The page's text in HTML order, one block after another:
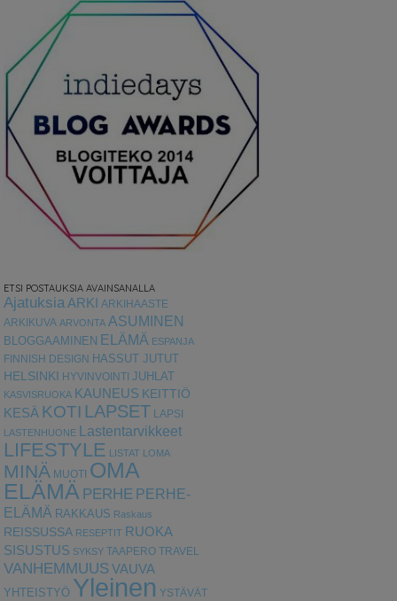
ETSI POSTAUKSIA AVAINSANALLA
Ajatuksia ARKI ARKIHAASTE
ARKIKUVA ARVONTA ASUMINEN
BLOGGAAMINEN ELÄMÄ ESPANJA
FINNISH DESIGN HASSUT JUTUT
HELSINKI
HYVINVOINTI JUHLAT
KASVISRUOKA KAUNEUS KEITTIÖ
KESÄ KOTI LAPSET LAPSI
LASTENHUONE Lastentarvikkeet
LIFESTYLE LISTAT LOMA
MINÄ MUOTI OMA
ELÄMÄ PERHE PERHE-
ELÄMÄ RAKKAUS Raskaus
REISSUSSA RESEPTIT RUOKA
SISUSTUS SYKSY TAAPERO TRAVEL
VANHEMMUUS VAUVA
YHTEISTYÖ Yleinen YSTÄVÄT